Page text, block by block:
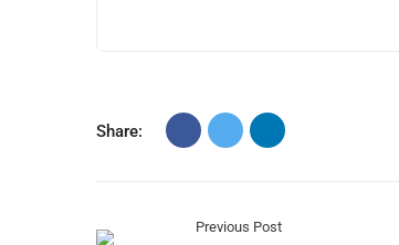
Share:
Previous Post